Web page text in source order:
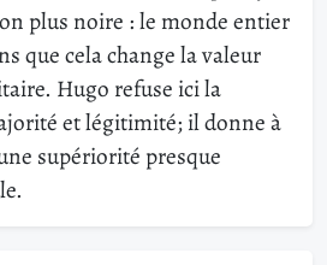
plus noire : le monde entier
que cela change la valeur
Hugo refuse ici la
et légitimité; il donne à
supériorité presque